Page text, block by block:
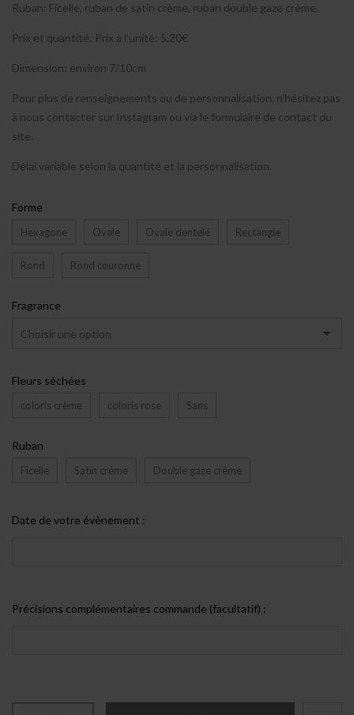
Ruban: Ficelle, ruban de satin crème, ruban double gaze crème.
Prix et quantité: Prix à l’unité: 5.20€
Dimension: environ 7/10cm
Pour plus de renseignements ou de personnalisation, n’hésitez pas
à nous contacter sur Instagram ou via le formulaire de contact du
site.
Délai variable selon la quantité et la personnalisation.
Forme
Hexagone Ovale Ovale dentelé Rectangle
Rond Rond couronne
Fragrance
Fleurs séchées
coloris crème coloris rose Sans
Ruban
Ficelle Satin crème Double gaze crème
Date de votre évènement :
Précisions complémentaires commande (facultatif) :